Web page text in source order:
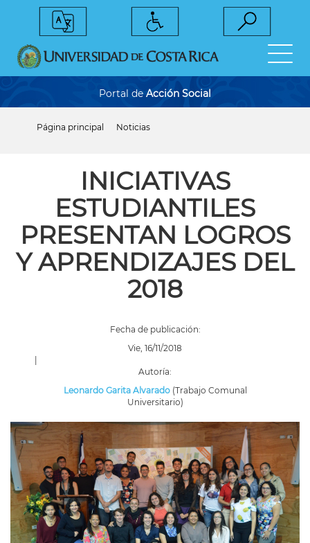
Portal de Acción Social
navegación
Página principal Noticias
INICIATIVAS
ESTUDIANTILES
PRESENTAN LOGROS
Y APRENDIZAJES DEL
2018
Fecha de publicación:
Vie, 16/11/2018
|
Autoría:
Leonardo Garita Alvarado(Trabajo Comunal
Universitario)